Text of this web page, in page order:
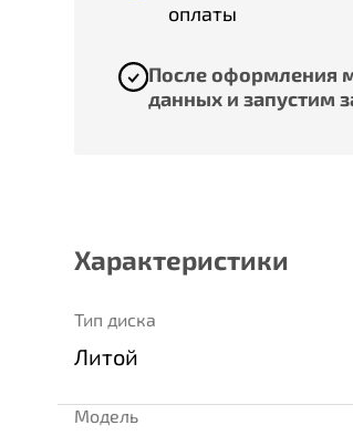
оплаты
После оформления
данных и запустим
Характеристики
Тип диска
Литой
Модель